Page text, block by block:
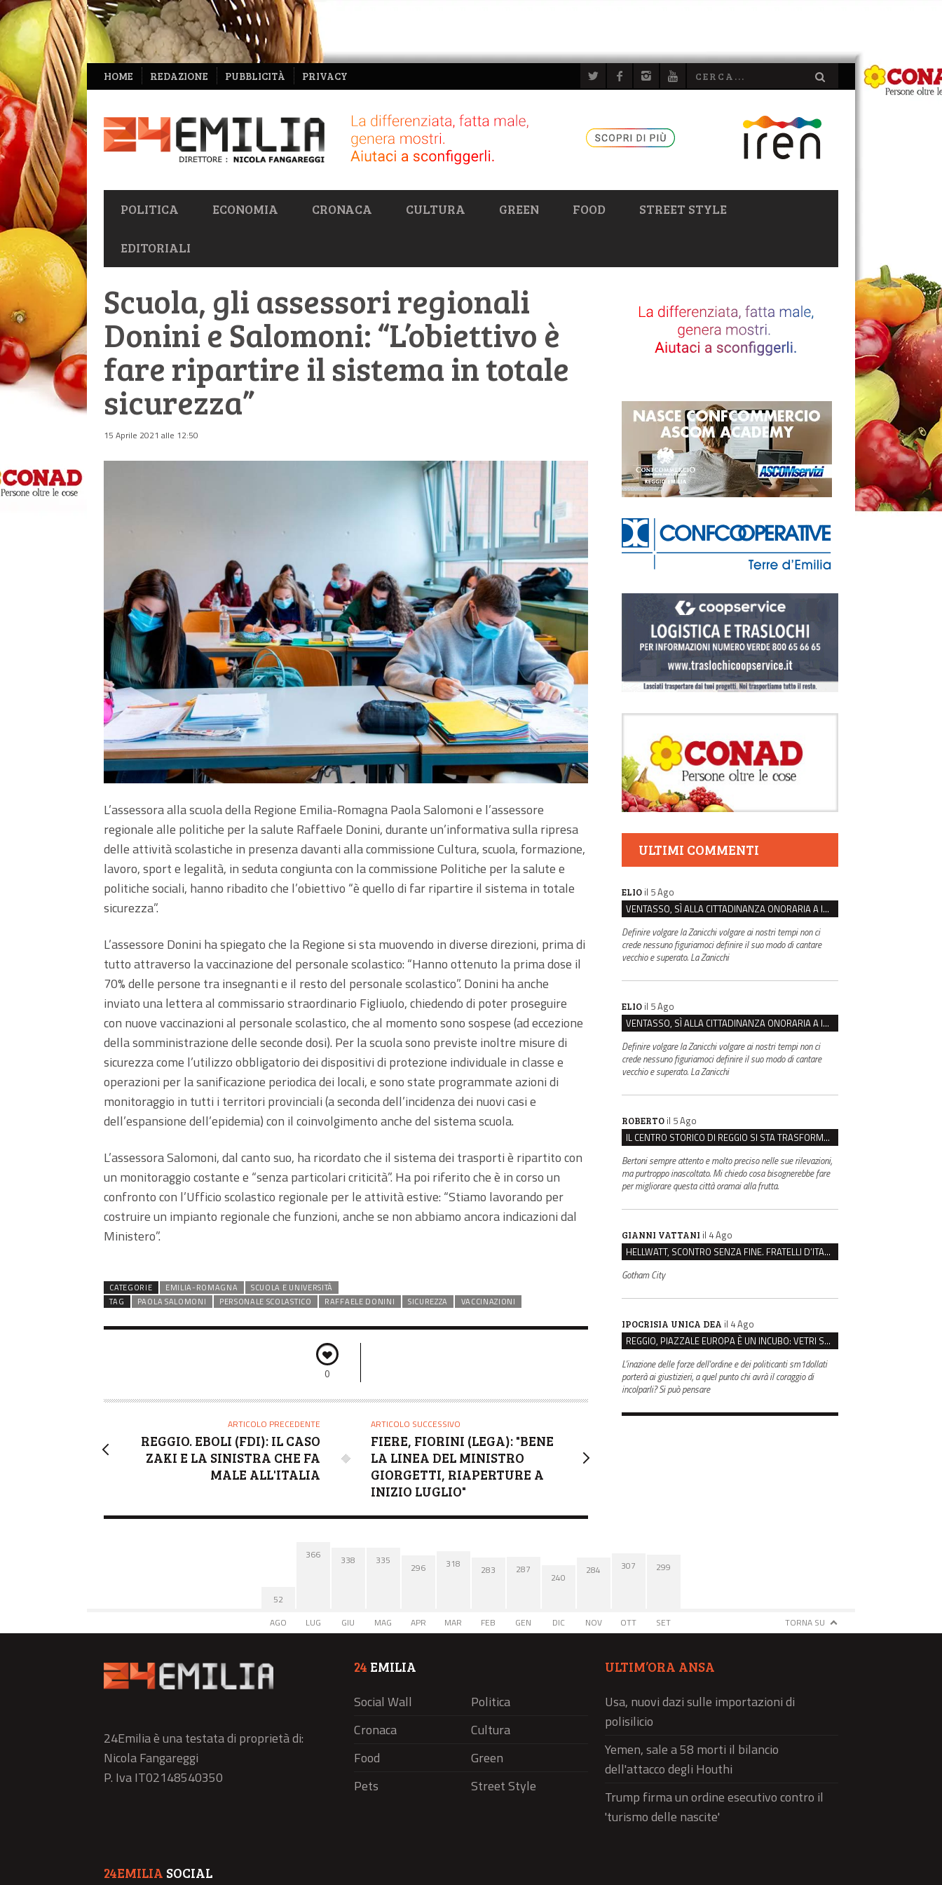
NAVIGAZIONE
SECONDARIA
HOME REDAZIONE PUBBLICITÀ PRIVACY
NAVIGAZIONE
PRIMARIA
POLITICA ECONOMIA CRONACA CULTURA GREEN FOOD STREET STYLE
EDITORIALI
Scuola, gli assessori regionali
Donini e Salomoni: “L’obiettivo è
fare ripartire il sistema in totale
sicurezza”
15 Aprile 2021 alle 12:50
L’assessora alla scuola della Regione Emilia-Romagna Paola Salomoni e l’assessore
regionale alle politiche per la salute Raffaele Donini, durante un’informativa sulla ripresa
delle attività scolastiche in presenza davanti alla commissione Cultura, scuola, formazione,
lavoro, sport e legalità, in seduta congiunta con la commissione Politiche per la salute e
politiche sociali, hanno ribadito che l’obiettivo “è quello di far ripartire il sistema in totale
sicurezza”.
L’assessore Donini ha spiegato che la Regione si sta muovendo in diverse direzioni, prima di
tutto attraverso la vaccinazione del personale scolastico: “Hanno ottenuto la prima dose il
70% delle persone tra insegnanti e il resto del personale scolastico”. Donini ha anche
inviato una lettera al commissario straordinario Figliuolo, chiedendo di poter proseguire
con nuove vaccinazioni al personale scolastico, che al momento sono sospese (ad eccezione
della somministrazione delle seconde dosi). Per la scuola sono previste inoltre misure di
sicurezza come l’utilizzo obbligatorio dei dispositivi di protezione individuale in classe e
operazioni per la sanificazione periodica dei locali, e sono state programmate azioni di
monitoraggio in tutti i territori provinciali (a seconda dell’incidenza dei nuovi casi e
dell’espansione dell’epidemia) con il coinvolgimento anche del sistema scuola.
L’assessora Salomoni, dal canto suo, ha ricordato che il sistema dei trasporti è ripartito con
un monitoraggio costante e “senza particolari criticità”. Ha poi riferito che è in corso un
confronto con l’Ufficio scolastico regionale per le attività estive: “Stiamo lavorando per
costruire un impianto regionale che funzioni, anche se non abbiamo ancora indicazioni dal
Ministero”.
CATEGORIE EMILIA-ROMAGNA
SCUOLA E UNIVERSITÀ
TAG
PAOLA SALOMONI PERSONALE SCOLASTICO RAFFAELE DONINI SICUREZZA VACCINAZIONI
0
ARTICOLO PRECEDENTE
REGGIO. EBOLI (FDI): IL CASO
ZAKI E LA SINISTRA CHE FA
MALE ALL'ITALIA
ARTICOLO SUCCESSIVO
FIERE, FIORINI (LEGA): "BENE
LA LINEA DEL MINISTRO
GIORGETTI, RIAPERTURE A
INIZIO LUGLIO"
ULTIMI COMMENTI
ELIO il 5 Ago
VENTASSO, SÌ ALLA CITTADINANZA ONORARIA A IVA ZANICCHI. MA BARGIACCHI: “È DI PESSIMO GUSTO”
Definire volgare la Zanicchi volgare ai nostri tempi non ci
crede nessuno figuriamoci definire il suo modo di cantare
vecchio e superato. La Zanicchi
ELIO il 5 Ago
VENTASSO, SÌ ALLA CITTADINANZA ONORARIA A IVA ZANICCHI. MA BARGIACCHI: “È DI PESSIMO GUSTO”
Definire volgare la Zanicchi volgare ai nostri tempi non ci
crede nessuno figuriamoci definire il suo modo di cantare
vecchio e superato. La Zanicchi
ROBERTO il 5 Ago
IL CENTRO STORICO DI REGGIO SI STA TRASFORMANDO, E NON IN MEGLIO
Bertoni sempre attento e molto preciso nelle sue rilevazioni,
ma purtroppo inascoltato. Mi chiedo cosa bisognerebbe fare
per migliorare questa città oramai alla frutta.
GIANNI VATTANI il 4 Ago
HELLWATT, SCONTRO SENZA FINE. FRATELLI D’ITALIA: “MILANI PORTA DOCUMENTI, DE FRANCO INSULTI”
Gotham City
IPOCRISIA UNICA DEA il 4 Ago
REGGIO, PIAZZALE EUROPA È UN INCUBO: VETRI SPACCATI E FURTI SULLE AUTO IN SOSTA
L'inazione delle forze dell'ordine e dei politicanti sm1dollati
porterà ai giustizieri, a quel punto chi avrà il coraggio di
incolparli? Si può pensare
52
AGO
366
LUG
338
GIU
335
MAG
296
APR
318
MAR
283
FEB
287
GEN
240
DIC
284
NOV
307
OTT
299
SET TORNA SU
24Emilia è una testata di proprietà di:
Nicola Fangareggi
P. Iva IT02148540350
24 EMILIA
Social Wall
Politica
Cronaca
Cultura
Food
Green
Pets
Street Style
ULTIM’ORA ANSA
Usa, nuovi dazi sulle importazioni di
polisilicio
Yemen, sale a 58 morti il bilancio
dell'attacco degli Houthi
Trump firma un ordine esecutivo contro il
'turismo delle nascite'
24EMILIA SOCIAL